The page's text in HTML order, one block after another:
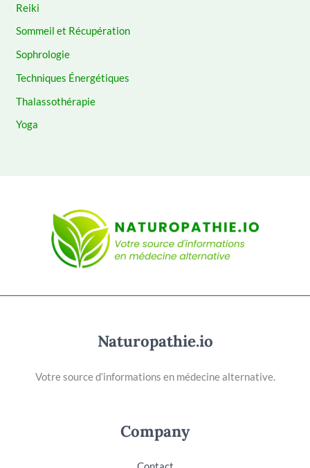
Reiki
Sommeil et Récupération
Sophrologie
Techniques Énergétiques
Thalassothérapie
Yoga
Naturopathie.io
Votre source d’informations en médecine alternative.
Company